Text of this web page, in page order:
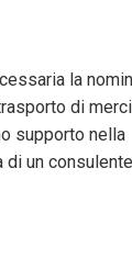
la
di merci
supporto nella
di un consulente